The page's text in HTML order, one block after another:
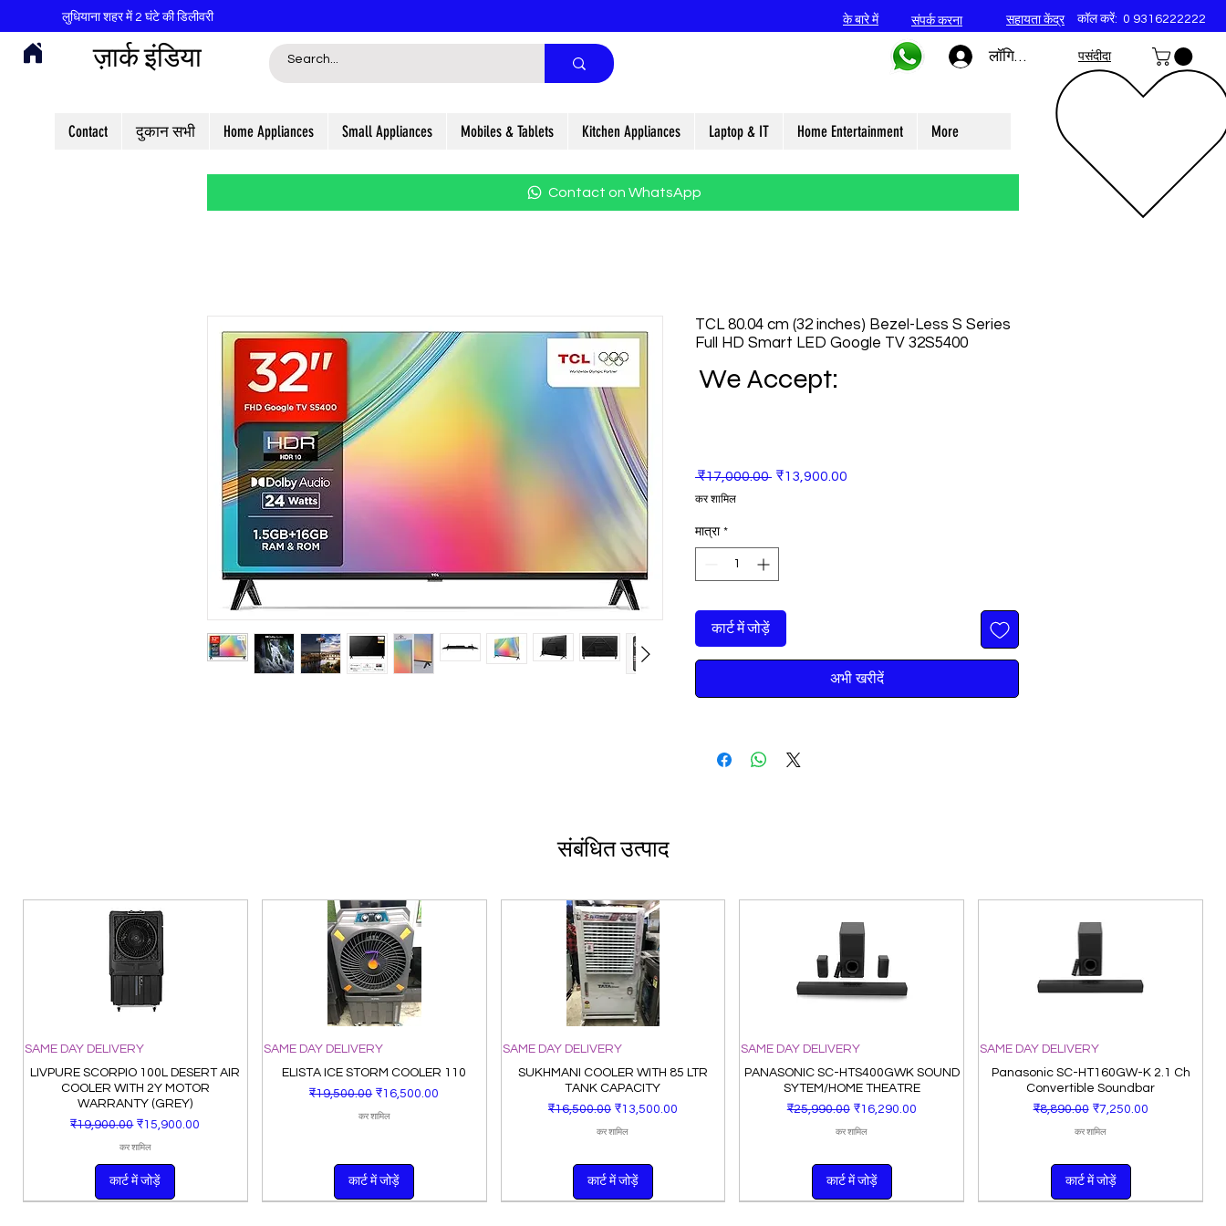
लुधियाना शहर में 2 घंटे की डिलीवरी के बारे में संपर्क करना सहायता केंद्र कॉल करें: 0 9316222222
ज़ार्क इंडिया लॉगिन करें पसंदीदा
Contact दुकान सभी Home Appliances Small Appliances Mobiles & Tablets Kitchen Appliances Laptop & IT Home Entertainment More
Contact on WhatsApp
TCL 80.04 cm (32 inches) Bezel-Less S Series
Full HD Smart LED Google TV 32S5400
We Accept:
₹17,000.00 नियमित
₹13,900.00
कर शामिल
मात्रा *
कार्ट में जोड़ें
अभी खरीदें
संबंधित उत्पाद
SAME DAY DELIVERY
LIVPURE SCORPIO 100L DESERT AIR
COOLER WITH 2Y MOTOR
WARRANTY (GREY)
नियमित मूल्य
₹19,900.00 बिक्री मूल्य
₹15,900.00
कर शामिल
कार्ट में जोड़ें
SAME DAY DELIVERY
ELISTA ICE STORM COOLER 110
नियमित मूल्य
₹19,500.00 बिक्री मूल्य
₹16,500.00
कर शामिल
कार्ट में जोड़ें
SAME DAY DELIVERY
SUKHMANI COOLER WITH 85 LTR
TANK CAPACITY
नियमित मूल्य
₹16,500.00 बिक्री मूल्य
₹13,500.00
कर शामिल
कार्ट में जोड़ें
SAME DAY DELIVERY
PANASONIC SC-HTS400GWK SOUND
SYTEM/HOME THEATRE
नियमित मूल्य
₹25,990.00 बिक्री मूल्य
₹16,290.00
कर शामिल
कार्ट में जोड़ें
SAME DAY DELIVERY
Panasonic SC-HT160GW-K 2.1 Ch
Convertible Soundbar
नियमित मूल्य
₹8,890.00 बिक्री मूल्य
₹7,250.00
कर शामिल
कार्ट में जोड़ें